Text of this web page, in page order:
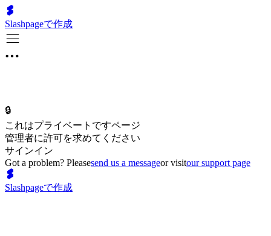
Slashpageで作成
🔒
これはプライベートですページ
管理者に許可を求めてください
サインイン
Got a problem? Pleasesend us a messageor visitour support page
Slashpageで作成